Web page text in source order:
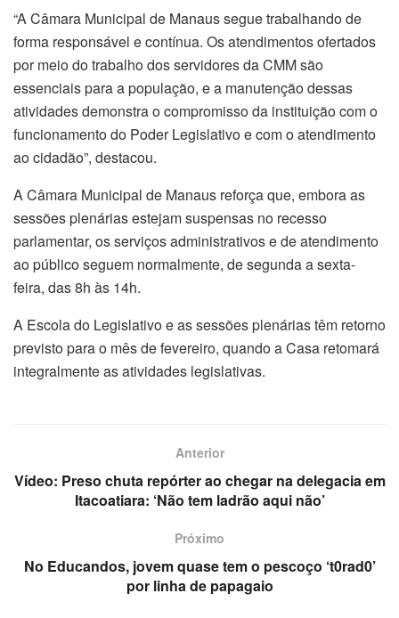
“A Câmara Municipal de Manaus segue trabalhando de
forma responsável e contínua. Os atendimentos ofertados
por meio do trabalho dos servidores da CMM são
essenciais para a população, e a manutenção dessas
atividades demonstra o compromisso da instituição com o
funcionamento do Poder Legislativo e com o atendimento
ao cidadão”, destacou.
A Câmara Municipal de Manaus reforça que, embora as
sessões plenárias estejam suspensas no recesso
parlamentar, os serviços administrativos e de atendimento
ao público seguem normalmente, de segunda a sexta-
feira, das 8h às 14h.
A Escola do Legislativo e as sessões plenárias têm retorno
previsto para o mês de fevereiro, quando a Casa retomará
integralmente as atividades legislativas.
Anterior
Vídeo: Preso chuta repórter ao chegar na delegacia em
Itacoatiara: ‘Não tem ladrão aqui não’
Próximo
No Educandos, jovem quase tem o pescoço ‘t0rad0’
por linha de papagaio